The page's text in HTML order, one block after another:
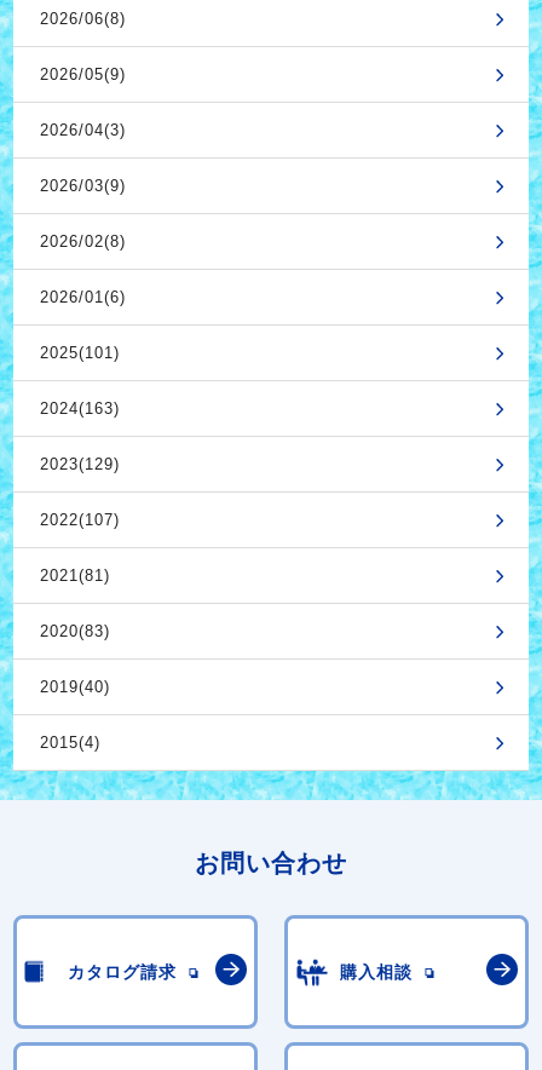
2026/06(8)
2026/05(9)
2026/04(3)
2026/03(9)
2026/02(8)
2026/01(6)
2025(101)
2024(163)
2023(129)
2022(107)
2021(81)
2020(83)
2019(40)
2015(4)
お問い合わせ
カタログ請求 購入相談